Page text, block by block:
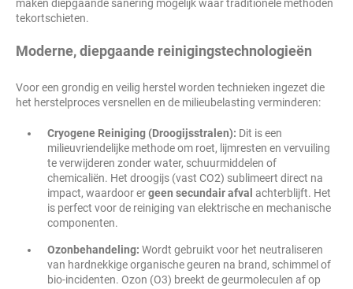
maken diepgaande sanering mogelijk waar traditionele methoden
tekortschieten.
Moderne, diepgaande reinigingstechnologieën
Voor een grondig en veilig herstel worden technieken ingezet die
het herstelproces versnellen en de milieubelasting verminderen:
Cryogene Reiniging (Droogijsstralen): Dit is een
milieuvriendelijke methode om roet, lijmresten en vervuiling
te verwijderen zonder water, schuurmiddelen of
chemicaliën. Het droogijs (vast CO2) sublimeert direct na
impact, waardoor ergeen secundair afval achterblijft. Het
is perfect voor de reiniging van elektrische en mechanische
componenten.
Ozonbehandeling: Wordt gebruikt voor het neutraliseren
van hardnekkige organische geuren na brand, schimmel of
bio-incidenten. Ozon (O3) breekt de geurmoleculen af op